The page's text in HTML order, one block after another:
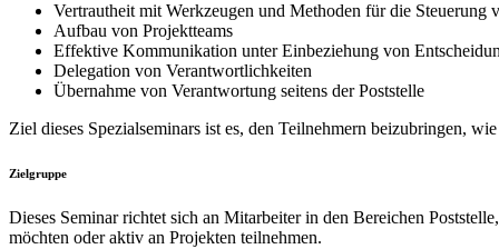
Vertrautheit mit Werkzeugen und Methoden für die Steuerung
Aufbau von Projektteams
Effektive Kommunikation unter Einbeziehung von
Delegation von Verantwortlichkeiten
Übernahme von Verantwortung seitens der Poststelle
Ziel dieses Spezialseminars ist es, den Teilnehmern beizubringen,
Zielgruppe
Dieses Seminar richtet sich an Mitarbeiter in den Bereichen
möchten oder aktiv an Projekten teilnehmen.